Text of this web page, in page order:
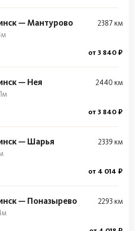
— Мантурово
2387 км
от 3 840 ₽
— Нея
2440 км
от 3 840 ₽
— Шарья
2339 км
от 4 014 ₽
— Поназырево
2293 км